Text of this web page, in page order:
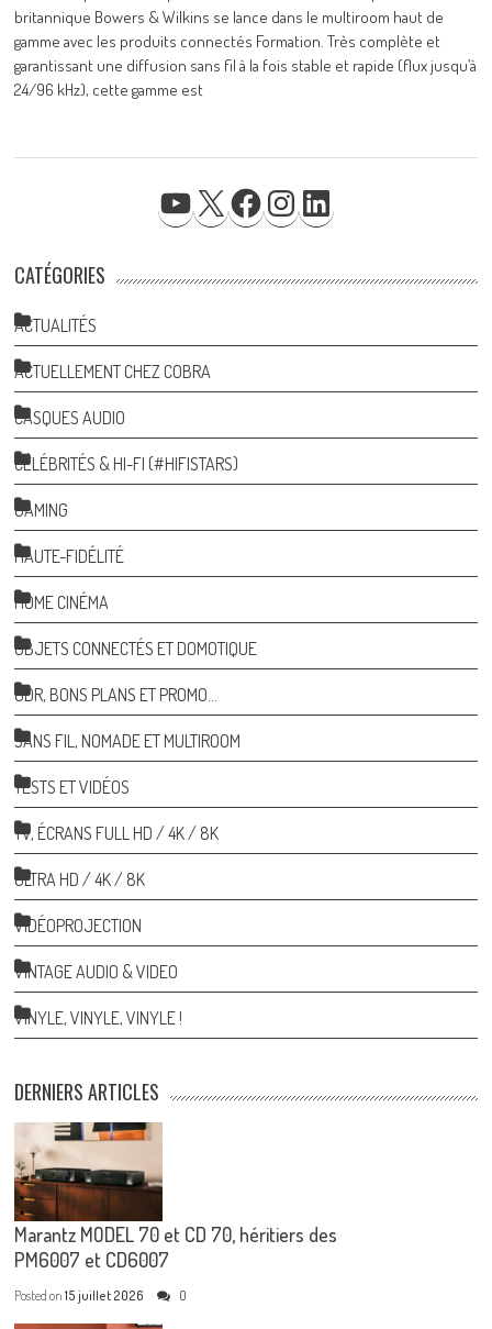
britannique Bowers & Wilkins se lance dans le multiroom haut de
gamme avec les produits connectés Formation. Très complète et
garantissant une diffusion sans fil à la fois stable et rapide (flux jusqu’à
24/96 kHz), cette gamme est
YOUTUBE FACEBOOKINSTAGRAM
CATÉGORIES
ACTUALITÉS
ACTUELLEMENT CHEZ COBRA
CASQUES AUDIO
CÉLÉBRITÉS & HI-FI (#HIFISTARS)
GAMING
HAUTE-FIDÉLITÉ
HOME CINÉMA
OBJETS CONNECTÉS ET DOMOTIQUE
ODR, BONS PLANS ET PROMO…
SANS FIL, NOMADE ET MULTIROOM
TESTS ET VIDÉOS
TV, ÉCRANS FULL HD / 4K / 8K
ULTRA HD / 4K / 8K
VIDÉOPROJECTION
VINTAGE AUDIO & VIDEO
VINYLE, VINYLE, VINYLE !
DERNIERS ARTICLES
Marantz MODEL 70 et CD 70, héritiers des
PM6007 et CD6007
Posted on15 juillet 2026 0